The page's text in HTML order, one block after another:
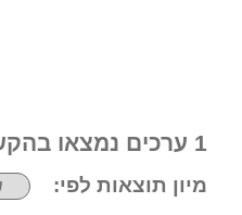
1 ערכים נמצאו בהקשר לנושא:
מיון תוצאות לפי: